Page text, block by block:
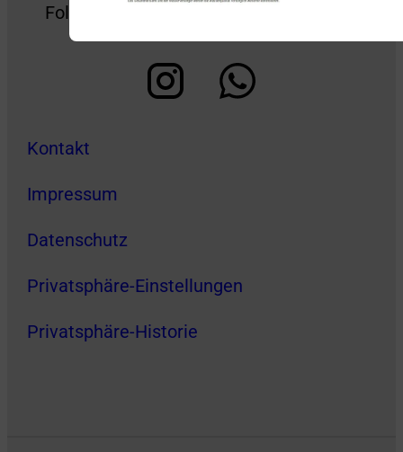
Folge uns auch gerne auf Social Media!
Kontakt
Impressum
Datenschutz
Privatsphäre-Einstellungen
Privatsphäre-Historie